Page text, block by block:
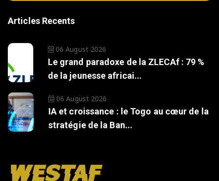
Articles Recents
06 August 2026
Le grand paradoxe de la ZLECAf : 79 %
de la jeunesse africai...
06 August 2026
IA et croissance : le Togo au cœur de la
stratégie de la Ban...